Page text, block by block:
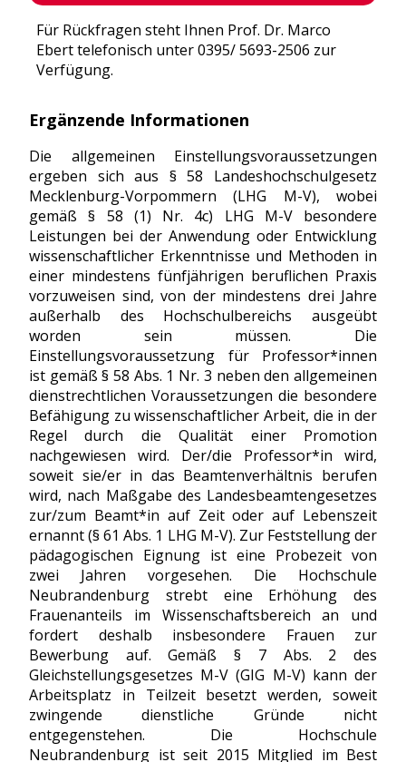
Für Rückfragen steht Ihnen Prof. Dr. Marco
Ebert telefonisch unter 0395/ 5693-2506 zur
Verfügung.
Ergänzende Informationen
Die allgemeinen Einstellungsvoraussetzungen
ergeben sich aus § 58 Landeshochschulgesetz
Mecklenburg-Vorpommern (LHG M-V), wobei
gemäß § 58 (1) Nr. 4c) LHG M-V besondere
Leistungen bei der Anwendung oder Entwicklung
wissenschaftlicher Erkenntnisse und Methoden in
einer mindestens fünfjährigen beruflichen Praxis
vorzuweisen sind, von der mindestens drei Jahre
außerhalb des Hochschulbereichs ausgeübt
worden sein müssen. Die
Einstellungsvoraussetzung für Professor*innen
ist gemäß § 58 Abs. 1 Nr. 3 neben den allgemeinen
dienstrechtlichen Voraussetzungen die besondere
Befähigung zu wissenschaftlicher Arbeit, die in der
Regel durch die Qualität einer Promotion
nachgewiesen wird. Der/die Professor*in wird,
soweit sie/er in das Beamtenverhältnis berufen
wird, nach Maßgabe des Landesbeamtengesetzes
zur/zum Beamt*in auf Zeit oder auf Lebenszeit
ernannt (§ 61 Abs. 1 LHG M-V). Zur Feststellung der
pädagogischen Eignung ist eine Probezeit von
zwei Jahren vorgesehen. Die Hochschule
Neubrandenburg strebt eine Erhöhung des
Frauenanteils im Wissenschaftsbereich an und
fordert deshalb insbesondere Frauen zur
Bewerbung auf. Gemäß § 7 Abs. 2 des
Gleichstellungsgesetzes M-V (GIG M-V) kann der
Arbeitsplatz in Teilzeit besetzt werden, soweit
zwingende dienstliche Gründe nicht
entgegenstehen. Die Hochschule
Neubrandenburg ist seit 2015 Mitglied im Best